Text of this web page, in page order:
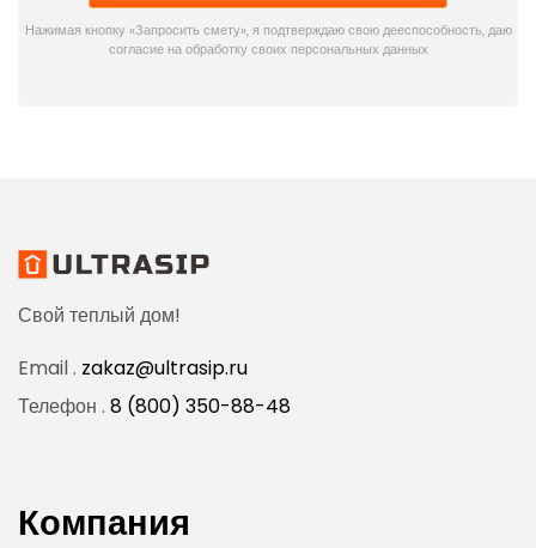
Нажимая кнопку «Запросить смету», я подтверждаю свою дееспособность, даю
согласие на обработку своих персональных данных
Свой теплый дом!
Email . zakaz@ultrasip.ru
Телефон . 8 (800) 350-88-48
Компания